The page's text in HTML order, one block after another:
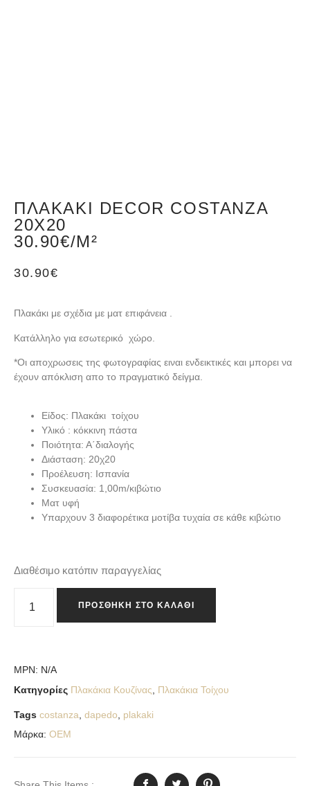
ΠΛΑΚΆΚΙ DECOR COSTANZA
20X20
30.90€/M²
30.90€
Πλακάκι με σχέδια με ματ επιφάνεια .
Κατάλληλο για εσωτερικό χώρο.
*Oι αποχρωσεις της φωτογραφίας ειναι ενδεικτικές και μπορει να
έχουν απόκλιση απο το πραγματικό δείγμα.
Είδος: Πλακάκι τοίχου
Υλικό : κόκκινη πάστα
Ποιότητα: Α΄διαλογής
Διάσταση: 20χ20
Προέλευση: Ισπανία
Συσκευασία: 1,00m/κιβώτιο
Ματ υφή
Υπαρχουν 3 διαφορέτικα μοτίβα τυχαία σε κάθε κιβώτιο
Διαθέσιμο κατόπιν παραγγελίας
ΠΡΟΣΘΉΚΗ ΣΤΟ ΚΑΛΆΘΙ
MPN: N/A
Κατηγορίες Πλακάκια Κουζίνας Πλακάκια Τοίχου
Tags costanza dapedo
plakaki
Μάρκα: OEM